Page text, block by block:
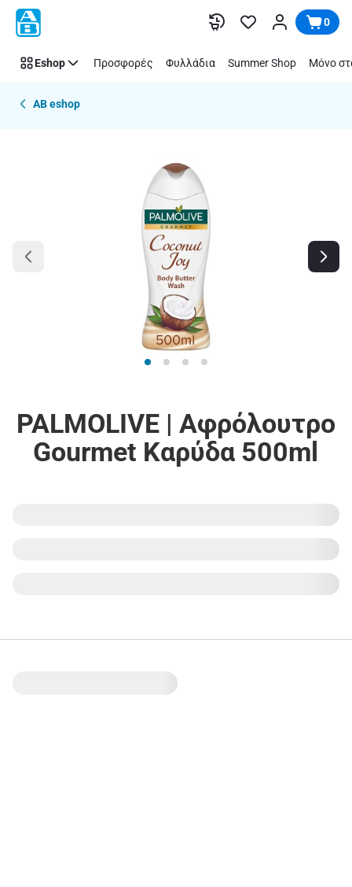
Παράλειψη 0
Eshop Προσφορές Φυλλάδια Summer Shop Μόνο
AB eshop
PALMOLIVE | Αφρόλουτρο
Gourmet Καρύδα 500ml